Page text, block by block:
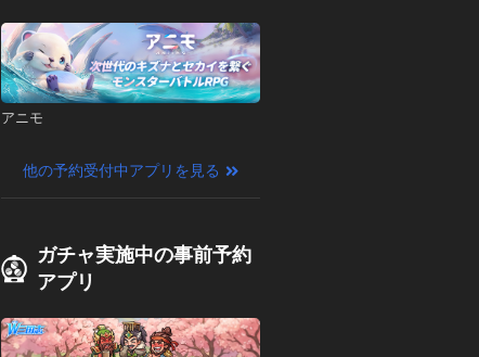
アニモ
他の予約受付中アプリを見る
ガチャ実施中の事前予約
アプリ